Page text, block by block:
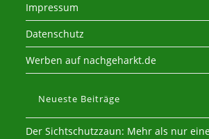
Impressum
Datenschutz
Werben auf nachgeharkt.de
Neueste Beiträge
Der Sichtschutzzaun: Mehr als nur